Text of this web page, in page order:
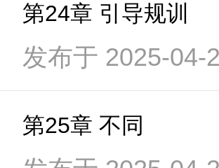
第24章 引导规训
发布于 2025-04-
第25章 不同